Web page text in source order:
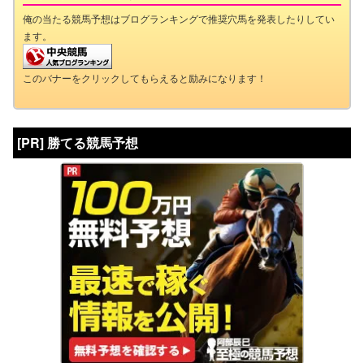
俺の当たる競馬予想はブログランキングで推奨穴馬を発表したりしてい
ます。
このバナーをクリックしてもらえると励みになります！
[PR] 勝てる競馬予想